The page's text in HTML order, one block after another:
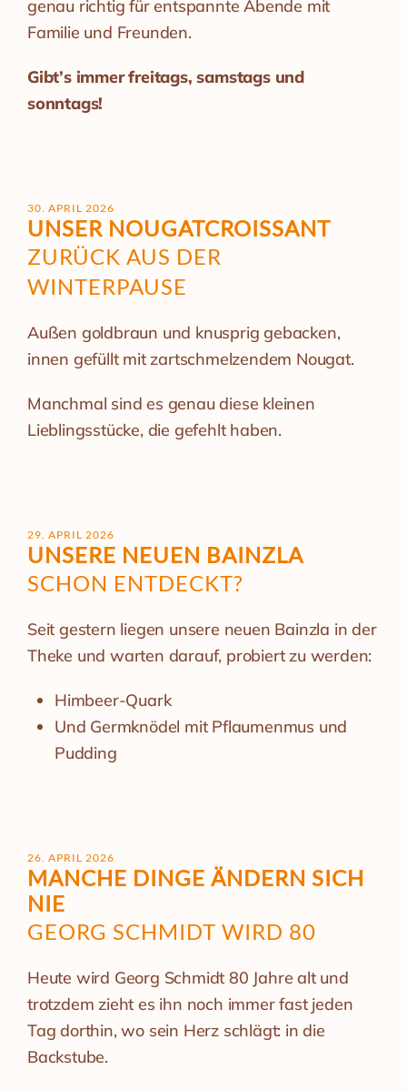
genau richtig für entspannte Abende mit
Familie und Freunden.
Gibt’s immer freitags, samstags und
sonntags!
30. APRIL 2026
UNSER NOUGATCROISSANT
ZURÜCK AUS DER
WINTERPAUSE
Außen goldbraun und knusprig gebacken,
innen gefüllt mit zartschmelzendem Nougat.
Manchmal sind es genau diese kleinen
Lieblingsstücke, die gefehlt haben.
29. APRIL 2026
UNSERE NEUEN BAINZLA
SCHON ENTDECKT?
Seit gestern liegen unsere neuen Bainzla in der
Theke und warten darauf, probiert zu werden:
Himbeer-Quark
Und Germknödel mit Pflaumenmus und
Pudding
26. APRIL 2026
MANCHE DINGE ÄNDERN SICH
NIE
GEORG SCHMIDT WIRD 80
Heute wird Georg Schmidt 80 Jahre alt und
trotzdem zieht es ihn noch immer fast jeden
Tag dorthin, wo sein Herz schlägt: in die
Backstube.